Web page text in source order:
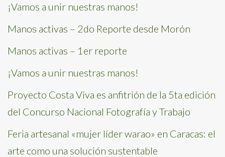
¡Vamos a unir nuestras manos!
Manos activas – 2do Reporte desde Morón
Manos activas – 1er reporte
¡Vamos a unir nuestras manos!
Proyecto Costa Viva es anfitrión de la 5ta edición
del Concurso Nacional Fotografía y Trabajo
Feria artesanal «mujer líder warao» en Caracas: el
arte como una solución sustentable